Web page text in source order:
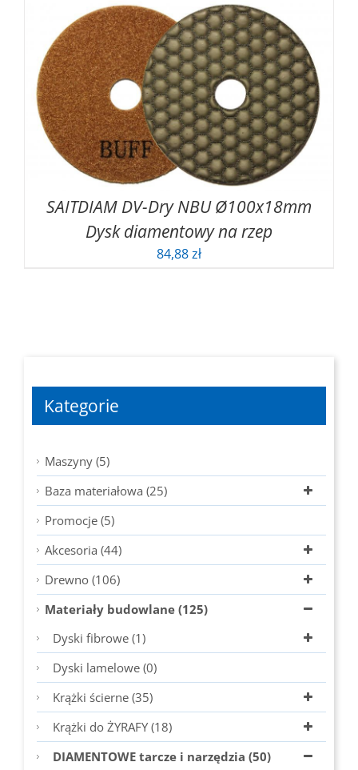
SAITDIAM DV-Dry NBU Ø100x18mm
Dysk diamentowy na rzep
84,88zł
Kategorie
Maszyny (5)
Baza materiałowa (25)
Promocje (5)
Akcesoria (44)
Drewno (106)
Materiały budowlane (125)
Dyski fibrowe (1)
Dyski lamelowe (0)
Krążki ścierne (35)
Krążki do ŻYRAFY (18)
DIAMENTOWE tarcze i narzędzia (50)